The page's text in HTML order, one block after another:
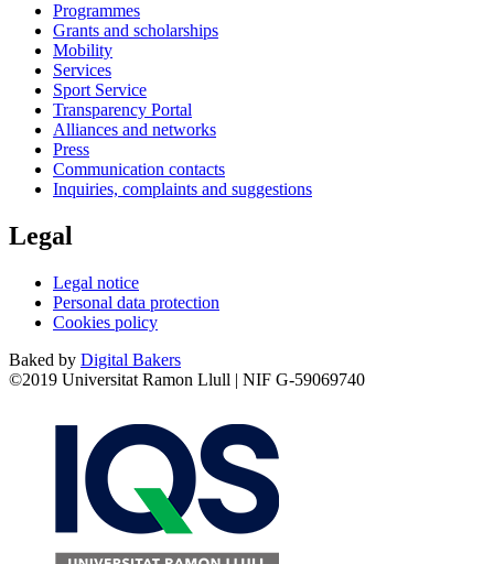
Programmes
Grants and scholarships
Mobility
Services
Sport Service
Transparency Portal
Alliances and networks
Press
Communication contacts
Inquiries, complaints and suggestions
Legal
Legal notice
Personal data protection
Cookies policy
Baked by Digital Bakers
©2019 Universitat Ramon Llull | NIF G-59069740